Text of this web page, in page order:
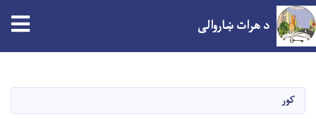
د هرات ښاروالی
کور